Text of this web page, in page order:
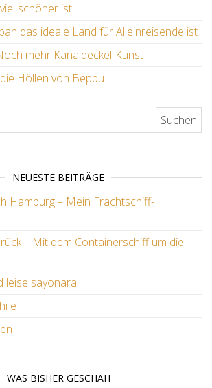
schöner ist
das ideale Land für Alleinreisende ist
mehr Kanaldeckel-Kunst
Höllen von Beppu
NEUESTE BEITRÄGE
Hamburg – Mein Frachtschiff-
– Mit dem Containerschiff um die
leise sayonara
e
WAS BISHER GESCHAH